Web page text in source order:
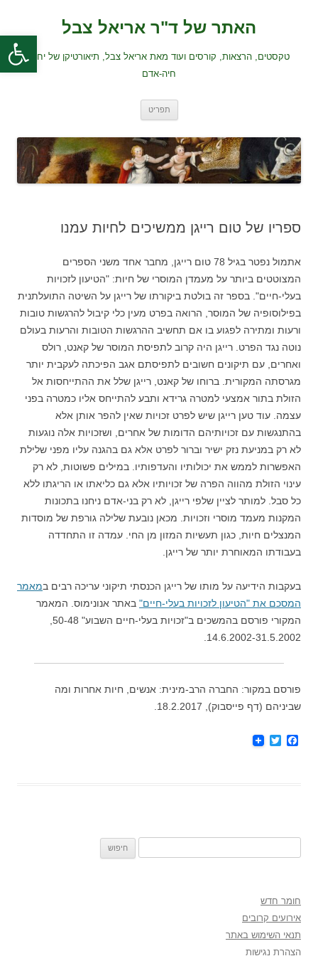
פתח
האתר של ד"ר אריאל צבל
טקסטים, הרצאות, קורסים ועוד מאת אריאל צבל, תיאורטיקן של יחסי
חיה-אדם
תפריט
ספריו של טום רייגן ממשיכים לחיות עמנו
אתמול נפטר בגיל 78 טום רייגן, מחבר אחד משני הספרים
המצוטטים ביותר על מעמדן המוסרי של חיות: "הטיעון לזכויות
בעלי-חיים". בספר זה בולטת ביקורתו של רייגן על השיטה התועלתנית
בפילוסופיה של המוסר, הרואה בפרט מעין כלי קיבול להרגשות טובות
ורעות ומתירה לפגוע בו אם תחשיב ההרגשות הטובות והרעות בעולם
נוטה נגד הפרט. רייגן היה קרוב לתפיסת המוסר של קאנט, רולס
ואחרים, עם תיקונים חשובים לתפיסתם אגב הפיכתה לעקבית יותר
מגרסתה המקורית. ברוחו של קאנט, רייגן שלל את ההתייחסות אל
הזולת בתור אמצעי למטרה גרידא ותבע להתייחס אליו כמטרה בפני
עצמה. עוד טען רייגן שיש לפרט זכויות שאין להפר אותן אלא
בהתנגשות עם זכויותיהם הדומות של אחרים, ושזכויות אלה נוגעות
לא רק במניעת נזק ישיר וברור לפרט אלא גם בהגנה עליו מפני שלילת
האפשרות לממש את יכולותיו והעדפותיו. במילים פשוטות, לא רק
עינוי הזולת מהווה הפרה של זכויותיו אלא גם כליאתו או הריגתו ללא
כל סבל. למותר לציין שלפי רייגן, לא רק בני-אדם ניחנו בתכונות
המקנות מעמד מוסרי וזכויות. מכאן נובעת שלילה גורפת של מוסדות
המנצלים חיות, כגון תעשיות המזון מן החי. עמדה זו התחדדה
בעבודתו המאוחרת יותר של רייגן.
בעקבות הידיעה על מותו של רייגן הכנסתי תיקוני עריכה רבים במאמר
המסכם את "הטיעון לזכויות בעלי-חיים" באתר אנונימוס. המאמר
המקורי פורסם בהמשכים ב"זכויות בעלי-חיים השבוע" 50-48,
14.6.2002-31.5.2002.
פורסם במקור: החברה הרב-מינית: אנשים, חיות אחרות ומה
שביניהם (דף פייסבוק), 18.2.2017.
F
T
חומר חדש
אירועים קרובים
תנאי השימוש באתר
הצהרת נגישות